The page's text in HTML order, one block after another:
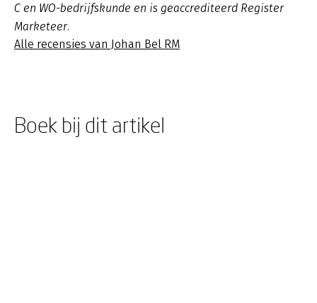
C en WO-bedrijfskunde en is geaccrediteerd Register
Marketeer.
Alle recensies van Johan Bel RM
Boek bij dit artikel